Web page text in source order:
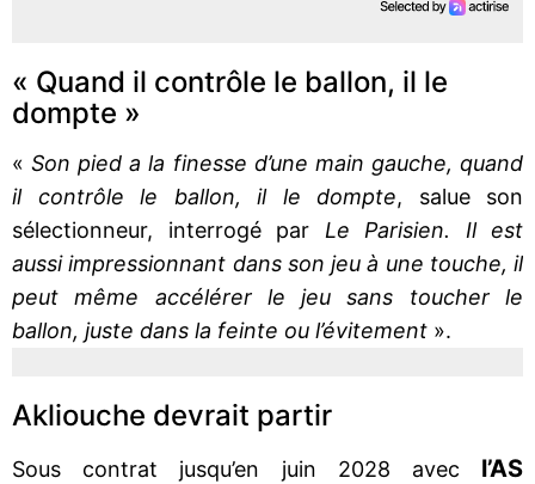
« Quand il contrôle le ballon, il le
dompte »
«Son pied a la finesse d’une main gauche, quand
il contrôle le ballon, il le dompte, salue son
sélectionneur, interrogé par Le Parisien. Il est
aussi impressionnant dans son jeu à une touche, il
peut même accélérer le jeu sans toucher le
ballon, juste dans la feinte ou l’évitement ».
Akliouche devrait partir
Sous contrat jusqu’en juin 2028 avec l’AS